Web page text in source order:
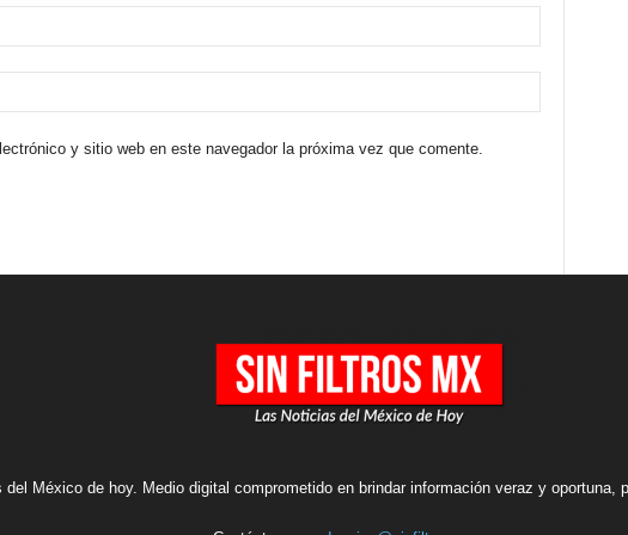
y sitio web en este navegador la próxima vez que comente.
del México de hoy. Medio digital comprometido en brindar información veraz y oportuna,